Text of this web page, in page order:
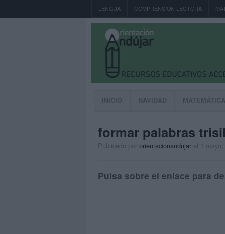
LENGUA COMPRENSIÓN LECTORA
INICIO NAVIDAD
formar palabras
Publicado por orientacionandujar el 1 mayo,
Pulsa sobre el enlace para